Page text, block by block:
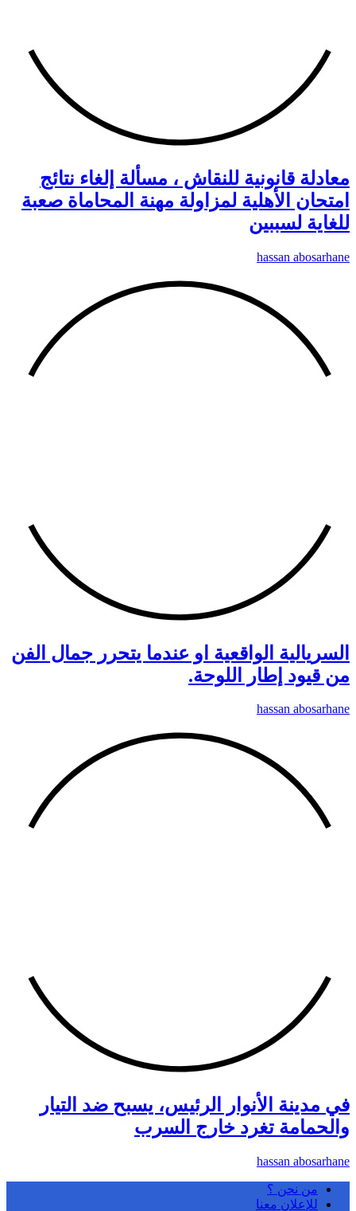
معادلة قانونية للنقاش ، مسألة إلغاء نتائج
امتحان الأهلية لمزاولة مهنة المحاماة صعبة
للغاية لسببين
hassan abosarhane
السريالية الواقعية او عندما يتحرر جمال الفن
من قيود إطار اللوحة.
hassan abosarhane
في مدينة الأنوار الرئيس، يسبح ضد التيار
والحمامة تغرد خارج السرب
hassan abosarhane
من نحن ؟
للإعلان معنا